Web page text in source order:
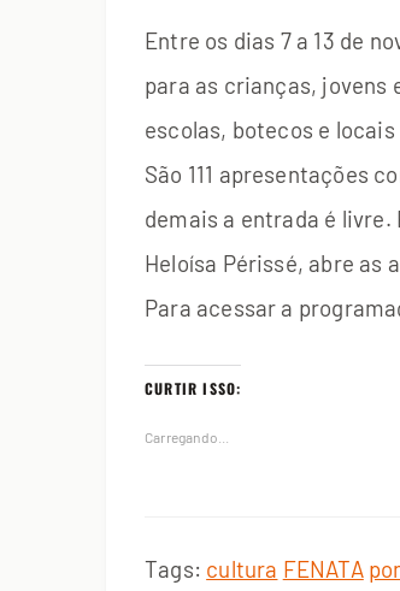
Entre os dias 7 a 13 de
para as crianças, jovens
escolas, botecos e
São 111 apresentações
demais a entrada é livre.
Heloísa Périssé, abre as
Para acessar a
CURTIR ISSO:
Carregando...
Tags: cultura FENATA